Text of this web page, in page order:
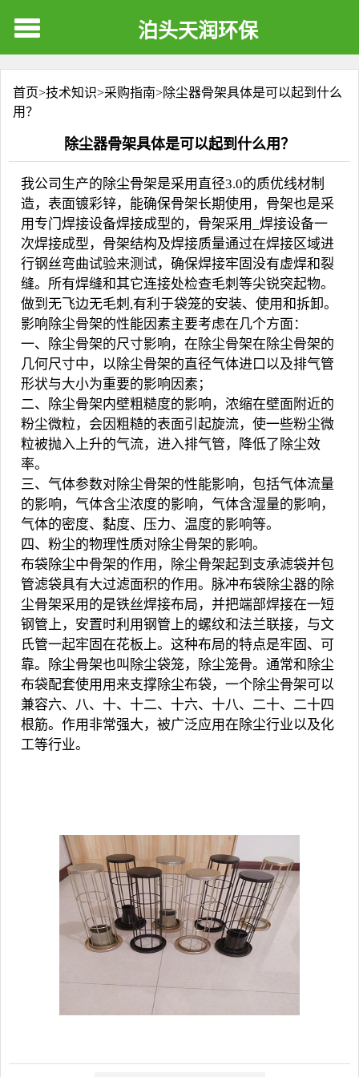
泊头天润环保
首页>技术知识>采购指南>除尘器骨架具体是可以起到什么
用？
除尘器骨架具体是可以起到什么用？
我公司生产的除尘骨架是采用直径3.0的质优线材制
造，表面镀彩锌，能确保骨架长期使用，骨架也是采
用专门焊接设备焊接成型的，骨架采用_焊接设备一
次焊接成型，骨架结构及焊接质量通过在焊接区域进
行钢丝弯曲试验来测试，确保焊接牢固没有虚焊和裂
缝。所有焊缝和其它连接处检查毛刺等尖锐突起物。
做到无飞边无毛刺,有利于袋笼的安装、使用和拆卸。
影响除尘骨架的性能因素主要考虑在几个方面：
一、除尘骨架的尺寸影响，在除尘骨架在除尘骨架的
几何尺寸中，以除尘骨架的直径气体进口以及排气管
形状与大小为重要的影响因素；
二、除尘骨架内壁粗糙度的影响，浓缩在壁面附近的
粉尘微粒，会因粗糙的表面引起旋流，使一些粉尘微
粒被抛入上升的气流，进入排气管，降低了除尘效
率。
三、气体参数对除尘骨架的性能影响，包括气体流量
的影响，气体含尘浓度的影响，气体含湿量的影响，
气体的密度、黏度、压力、温度的影响等。
四、粉尘的物理性质对除尘骨架的影响。
布袋除尘中骨架的作用，除尘骨架起到支承滤袋并包
管滤袋具有大过滤面积的作用。脉冲布袋除尘器的除
尘骨架采用的是铁丝焊接布局，并把端部焊接在一短
钢管上，安置时利用钢管上的螺纹和法兰联接，与文
氏管一起牢固在花板上。这种布局的特点是牢固、可
靠。除尘骨架也叫除尘袋笼，除尘笼骨。通常和除尘
布袋配套使用用来支撑除尘布袋，一个除尘骨架可以
兼容六、八、十、十二、十六、十八、二十、二十四
根筋。作用非常强大，被广泛应用在除尘行业以及化
工等行业。